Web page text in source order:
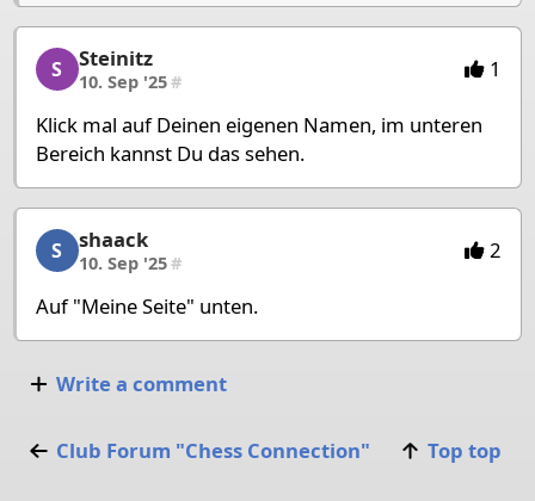
Steinitz, 2/3, 10. Sep '25
S Steinitz
10. Sep '25# 1
Klick mal auf Deinen eigenen Namen, im unteren
Bereich kannst Du das sehen.
shaack, 3/3, 10. Sep '25
S shaack
10. Sep '25# 2
Auf "Meine Seite" unten.
Write a comment
Club Forum "Chess Connection" Top top